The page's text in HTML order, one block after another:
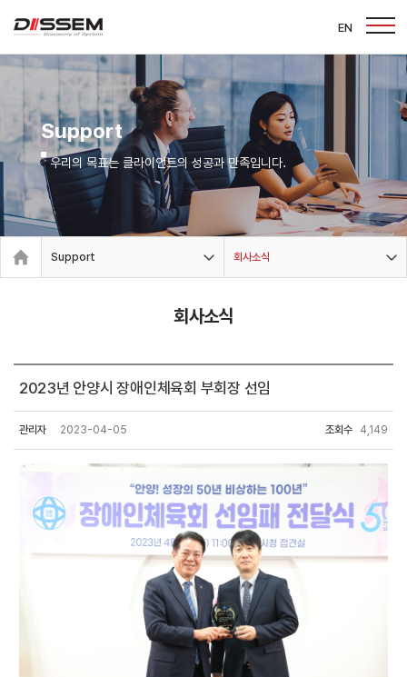
EN
Support
우리의 목표는 클라이언트의 성공과 만족입니다.
Support 회사소식
회사소식
2023년 안양시 장애인체육회 부회장 선임
관리자 2023-04-05 조회수 4,149